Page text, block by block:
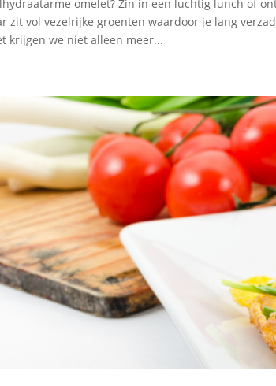
omelet? Zin in een luchtig lunch of
zit vol vezelrijke groenten waardoor je lang
krijgen we niet alleen meer...